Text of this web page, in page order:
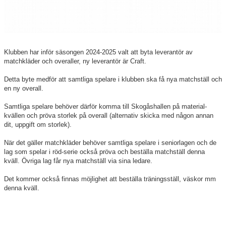
Klubben har inför säsongen 2024-2025 valt att byta leverantör av
matchkläder och overaller, ny leverantör är Craft.
Detta byte medför att samtliga spelare i klubben ska få nya matchställ och
en ny overall.
Samtliga spelare behöver därför komma till Skogåshallen på material-
kvällen och pröva storlek på overall (alternativ skicka med någon annan
dit, uppgift om storlek).
När det gäller matchkläder behöver samtliga spelare i seniorlagen och de
lag som spelar i röd-serie också pröva och beställa matchställ denna
kväll. Övriga lag får nya matchställ via sina ledare.
Det kommer också finnas möjlighet att beställa träningsställ, väskor mm
denna kväll.